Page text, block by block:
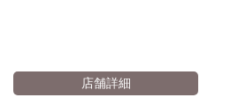
店舗詳細